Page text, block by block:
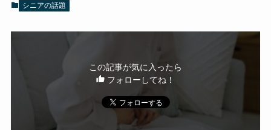
シニアの話題
この記事が気に入ったら
フォローしてね！